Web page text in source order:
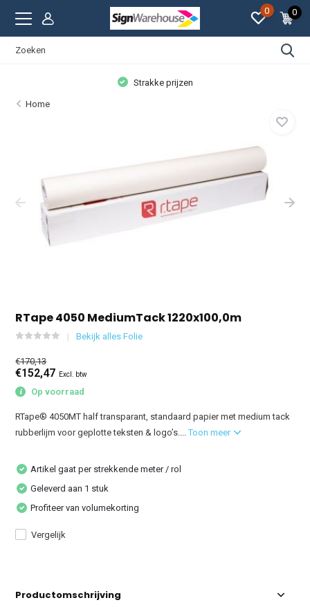
0 0
Strakke prijzen
Home
RTape 4050 MediumTack 1220x100,0m
Bekijk alles Folie
€170,13
€152,47 Excl. btw
Op voorraad
RTape® 4050MT half transparant, standaard papier met medium tack
rubberlijm voor geplotte teksten & logo’s....Toon meer
Artikel gaat per strekkende meter / rol
Geleverd aan 1 stuk
Profiteer van volumekorting
Vergelijk
Productomschrijving